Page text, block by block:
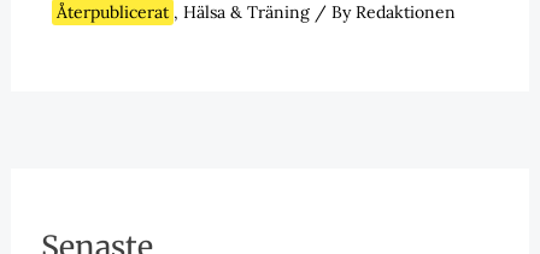
Återpublicerat , Hälsa & Träning/ ByRedaktionen